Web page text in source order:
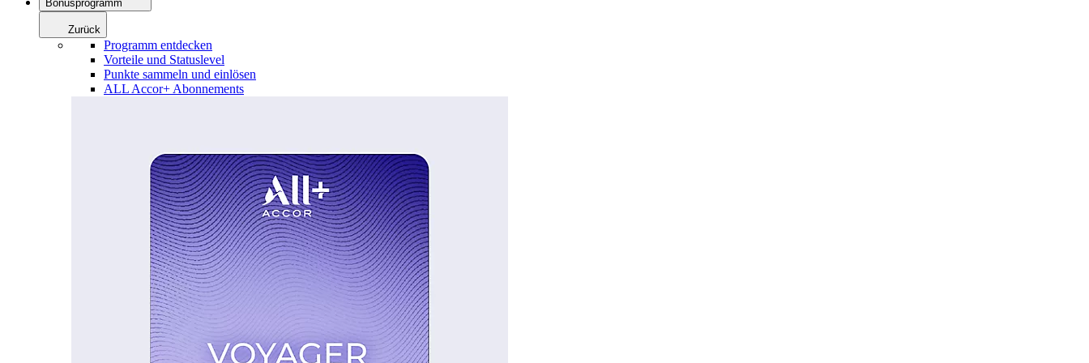
Bonusprogramm
Zurück
Programm entdecken
Vorteile und Statuslevel
Punkte sammeln und einlösen
ALL Accor+ Abonnements